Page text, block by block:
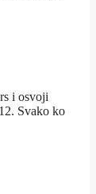
i osvoji
Svako ko